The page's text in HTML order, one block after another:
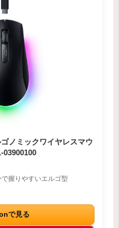
ノミックワイヤレスマウ
03900100
握りやすいエルゴ型
で見る